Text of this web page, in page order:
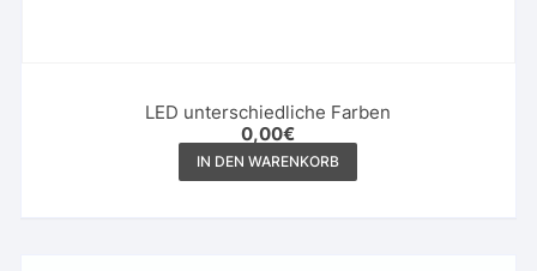
LED unterschiedliche Farben
0,00€
IN DEN WARENKORB